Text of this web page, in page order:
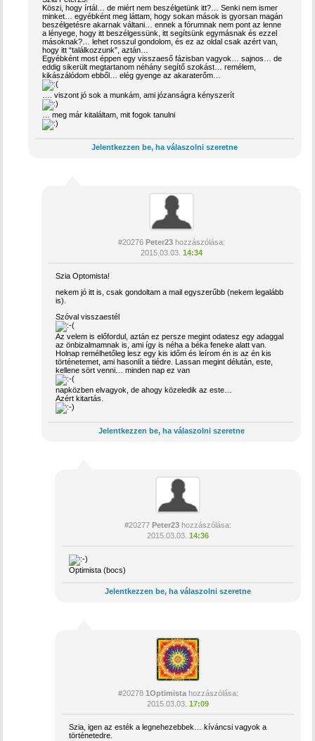
Köszi, hogy írtál… de miért nem beszélgetünk itt?… Senki nem ismer
minket… egyébként meg láttam, hogy sokan mások is gyorsan magán
beszélgetésre akarnak váltani… ennek a fórumnak nem pont az lenne
a lényege, hogy itt beszélgessünk, itt segítsünk egymásnak és ezzel
másoknak?… lehet rosszul gondolom, és ez az oldal csak azért van,
hogy itt “találkozzunk”, aztán…
Egyébként most éppen egy visszaeső fázisban vagyok… sajnos… de
eddig sikerült megtartanom néhány segítő szokást… remélem,
kikászálódom ebből… elég gyenge az akaraterőm…
…. viszont jó sok a munkám, ami józanságra kényszerít
… meg már kitaláltam, mit fogok tanulni
Jelentkezzen be, ha válaszolni szeretne
#20276 Peter23hozzászólása:
2015.03.03. 14:34
Szia Optomista!
nekem jó itt is, csak gondoltam a mail egyszerűbb (nekem legalább
is).
Szóval visszaestél
Az velem is előfordul, aztán ez persze megint odatesz egy adaggal
az önbizalmamnak is, ami így is néha a béka feneke alatt van.
Holnap remélhetőleg lesz egy kis időm és leírom én is az én kis
történetemet, ami hasonlít a tiédre. Lassan megint délután, este,
kellene sört venni… minden nap ez van
napközben elvagyok, de ahogy közeledik az este…
Azért kitartás.
Jelentkezzen be, ha válaszolni szeretne
#20277 Peter23 hozzászólása:
2015.03.03. 14:36
Optimista (bocs)
Jelentkezzen be, ha válaszolni szeretne
#20278 1Optimistahozzászólása:
2015.03.03. 17:09
Szia, igen az esték a legnehezebbek… kíváncsi vagyok a
történetedre.